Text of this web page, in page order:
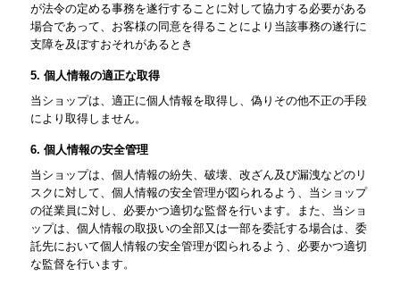
が法令の定める事務を遂行することに対して協力する必要がある
場合であって、お客様の同意を得ることにより当該事務の遂行に
支障を及ぼすおそれがあるとき
5. 個人情報の適正な取得
当ショップは、適正に個人情報を取得し、偽りその他不正の手段
により取得しません。
6. 個人情報の安全管理
当ショップは、個人情報の紛失、破壊、改ざん及び漏洩などのリ
スクに対して、個人情報の安全管理が図られるよう、当ショップ
の従業員に対し、必要かつ適切な監督を行います。また、当ショ
ップは、個人情報の取扱いの全部又は一部を委託する場合は、委
託先において個人情報の安全管理が図られるよう、必要かつ適切
な監督を行います。